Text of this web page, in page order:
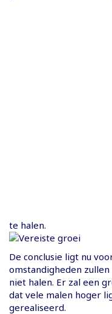
te halen.
De conclusie ligt nu
omstandigheden
niet halen. Er zal een
dat vele malen hoger
gerealiseerd.